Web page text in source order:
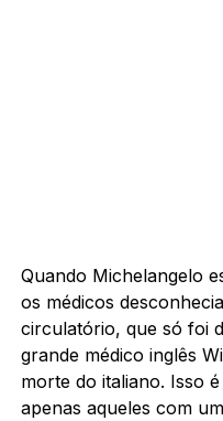
Quando Michelangelo
os médicos
circulatório, que só foi
grande médico inglês
morte do italiano. Isso
apenas aqueles com